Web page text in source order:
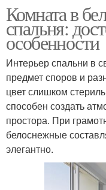
Комната в
спальня:
особенности
Интерьер спальни в
предмет споров и
цвет слишком
способен создать
простора. При
белоснежные
элегантно.